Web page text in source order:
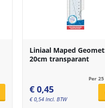
Liniaal Maped
20cm transparant
Per
€ 0,45
€0,54 Incl. BTW